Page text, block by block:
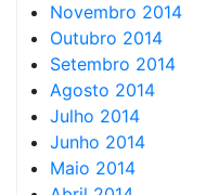
Novembro 2014
Outubro 2014
Setembro 2014
Agosto 2014
Julho 2014
Junho 2014
Maio 2014